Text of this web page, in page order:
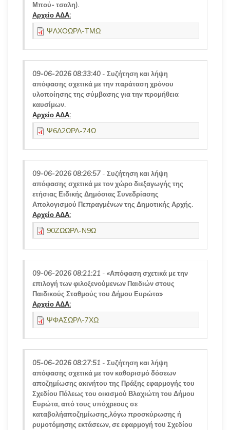
Μπού- τσαλη).
Αρχείο ΑΔΑ:
ΨΛΧΟΩΡΛ-ΤΜΩ
09-06-2026 08:33:40 - Συζήτηση και λήψη
απόφασης σχετικά με την παράταση χρόνου
υλοποίησης της σύμβασης για την προμήθεια
καυσίμων.
Αρχείο ΑΔΑ:
Ψ6Δ2ΩΡΛ-74Ω
09-06-2026 08:26:57 - Συζήτηση και λήψη
απόφασης σχετικά με τον χώρο διεξαγωγής της
ετήσιας Ειδικής Δημόσιας Συνεδρίασης
Απολογισμού Πεπραγμένων της Δημοτικής Αρχής.
Αρχείο ΑΔΑ:
90ΖΩΩΡΛ-Ν9Ω
09-06-2026 08:21:21 - «Απόφαση σχετικά με την
επιλογή των φιλοξενούμενων Παιδιών στους
Παιδικούς Σταθμούς του Δήμου Ευρώτα»
Αρχείο ΑΔΑ:
ΨΦΑΣΩΡΛ-7ΧΩ
05-06-2026 08:27:51 - Συζήτηση και λήψη
απόφασης σχετικά με τον καθορισμό δόσεων
αποζημίωσης ακινήτου της Πράξης εφαρμογής του
Σχεδίου Πόλεως του οικισμού Βλαχιώτη του Δήμου
Ευρώτα, από τους υπόχρεους σε
καταβολήαποζημίωσης,λόγω προσκύρωσης ή
ρυμοτόμησης εκτάσεων, σε εφαρμογή του Σχεδίου